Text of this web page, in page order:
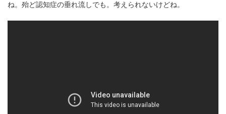
ね。殆ど認知症の垂れ流しでも。考えられないけどね。